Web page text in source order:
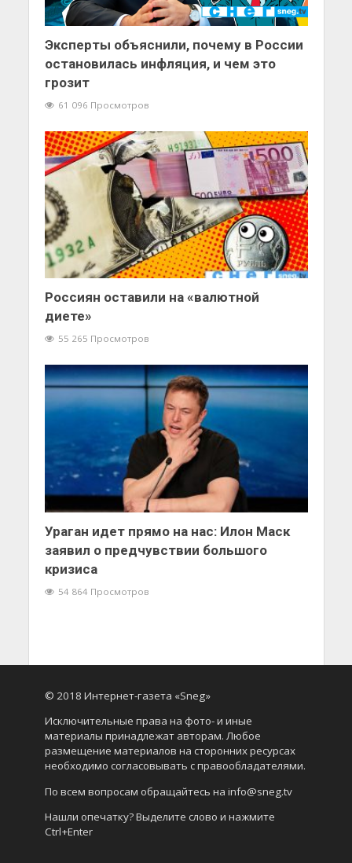
Эксперты объяснили, почему в России
остановилась инфляция, и чем это
грозит
61 096 Просмотров
Россиян оставили на «валютной
диете»
55 265 Просмотров
Ураган идет прямо на нас: Илон Маск
заявил о предчувствии большого
кризиса
54 864 Просмотров
© 2018 Интернет-газета «Sneg»
Исключительные права на фото- и иные
материалы принадлежат авторам. Любое
размещение материалов на сторонних ресурсах
необходимо согласовывать с правообладателями.
По всем вопросам обращайтесь на info@sneg.tv
Нашли опечатку? Выделите слово и нажмите
Ctrl+Enter